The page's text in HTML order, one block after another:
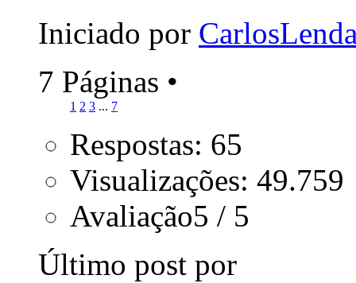
Iniciado por
7 Páginas •
1 2 3 ... 7
Respostas: 65
Visualizações: 49.759
Avaliação5 / 5
Último post por